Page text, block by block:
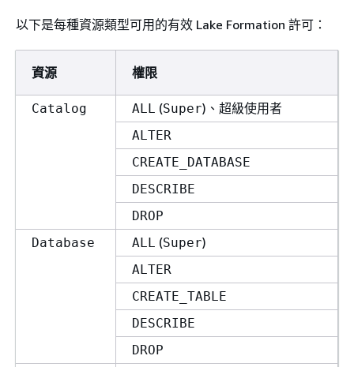
以下是每種資源類型可用的有效 Lake Formation 許可：
資源 權限
Catalog ALL (Super)、超級使用者
ALTER
CREATE_DATABASE
DESCRIBE
DROP
Database
ALL (Super)
ALTER
CREATE_TABLE
DESCRIBE
DROP